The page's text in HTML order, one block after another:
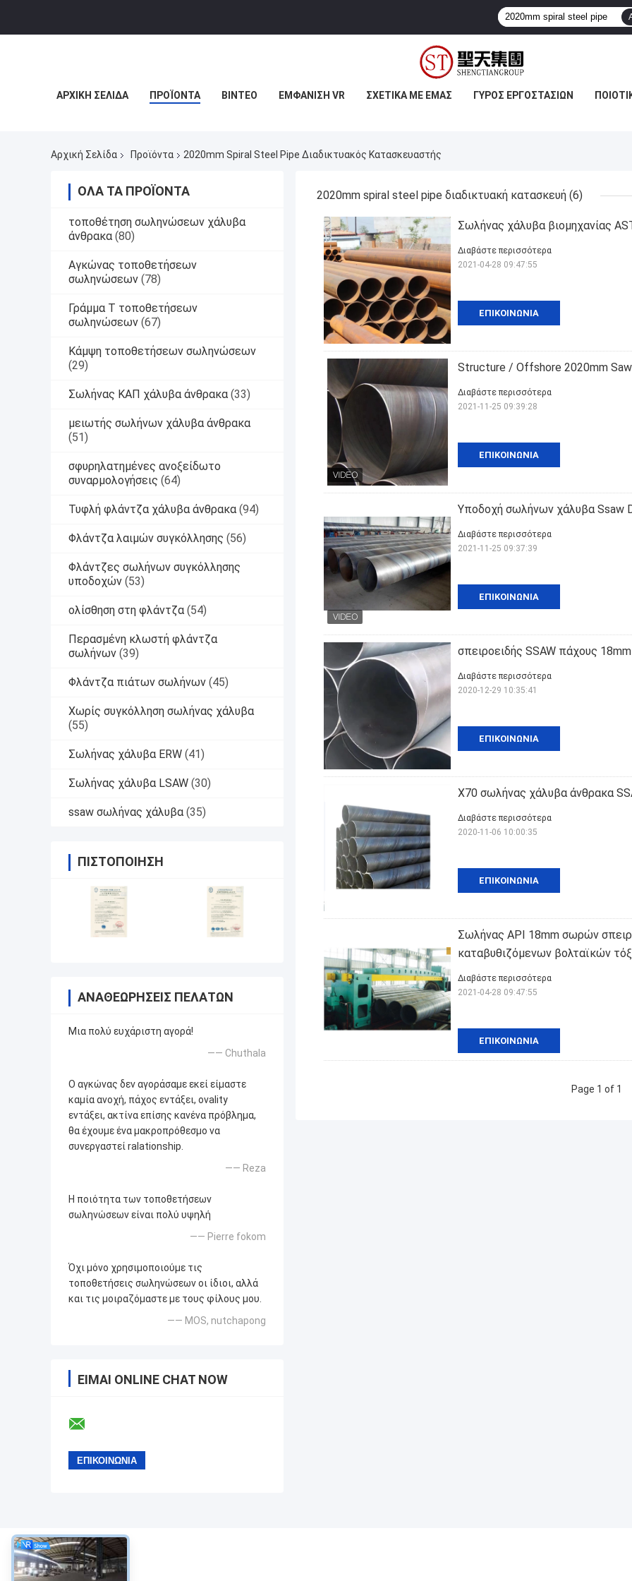
ΑΡΧΙΚΉ ΣΕΛΊΔΑ ΠΡΟΪΌΝΤΑ ΒΊΝΤΕΟ ΕΜΦΆΝΙΣΗ VR ΣΧΕΤΙΚΆ ΜΕ ΕΜΆΣ ΓΎΡΟΣ ΕΡΓΟΣΤΑΣΊΩΝ
Αρχική Σελίδα Προϊόντα 2020mm Spiral Steel Pipe Διαδικτυακός Κατασκευαστής
ΌΛΑ ΤΑ ΠΡΟΪΌΝΤΑ
τοποθέτηση σωληνώσεων χάλυβα
άνθρακα (80)
Αγκώνας τοποθετήσεων
σωληνώσεων (78)
Γράμμα Τ τοποθετήσεων
σωληνώσεων (67)
Κάμψη τοποθετήσεων σωληνώσεων
(29)
Σωλήνας ΚΑΠ χάλυβα άνθρακα (33)
μειωτής σωλήνων χάλυβα άνθρακα
(51)
σφυρηλατημένες ανοξείδωτο
συναρμολογήσεις (64)
Τυφλή φλάντζα χάλυβα άνθρακα (94)
Φλάντζα λαιμών συγκόλλησης (56)
Φλάντζες σωλήνων συγκόλλησης
υποδοχών (53)
ολίσθηση στη φλάντζα (54)
Περασμένη κλωστή φλάντζα
σωλήνων (39)
Φλάντζα πιάτων σωλήνων (45)
Χωρίς συγκόλληση σωλήνας χάλυβα
(55)
Σωλήνας χάλυβα ERW (41)
Σωλήνας χάλυβα LSAW (30)
ssaw σωλήνας χάλυβα (35)
ΠΙΣΤΟΠΟΊΗΣΗ
ΑΝΑΘΕΩΡΉΣΕΙΣ ΠΕΛΑΤΏΝ
Μια πολύ ευχάριστη αγορά!
—— Chuthala
Ο αγκώνας δεν αγοράσαμε εκεί είμαστε
καμία ανοχή, πάχος εντάξει, ovality
εντάξει, ακτίνα επίσης κανένα πρόβλημα,
θα έχουμε ένα μακροπρόθεσμο να
συνεργαστεί ralationship.
—— Reza
Η ποιότητα των τοποθετήσεων
σωληνώσεων είναι πολύ υψηλή
—— Pierre fokom
Όχι μόνο χρησιμοποιούμε τις
τοποθετήσεις σωληνώσεων οι ίδιοι, αλλά
και τις μοιραζόμαστε με τους φίλους μου.
—— MOS, nutchapong
ΕΊΜΑΙ ONLINE CHAT NOW
2020mm spiral steel pipe διαδικτυακή κατασκευή (6)
Σωλήνας χάλυβα βιομηχανίας
ΕΠΙΚΟΙΝΩΝΊΑ
Διαβάστε περισσότερα
2021-04-28 09:47:55
Structure / Offshore 2020mm
ΕΠΙΚΟΙΝΩΝΊΑ
Διαβάστε περισσότερα
2021-11-25 09:39:28
Υποδοχή σωλήνων χάλυβα Ssaw
ΕΠΙΚΟΙΝΩΝΊΑ
Διαβάστε περισσότερα
2021-11-25 09:37:39
σπειροειδής SSAW πάχους
ΕΠΙΚΟΙΝΩΝΊΑ
Διαβάστε περισσότερα
2020-12-29 10:35:41
X70 σωλήνας χάλυβα άνθρακα
ΕΠΙΚΟΙΝΩΝΊΑ
Διαβάστε περισσότερα
2020-11-06 10:00:35
Σωλήνας API 18mm σωρών
καταβυθιζόμενων βολταϊκών
ΕΠΙΚΟΙΝΩΝΊΑ
Διαβάστε περισσότερα
2021-04-28 09:47:55
Page 1 of 1